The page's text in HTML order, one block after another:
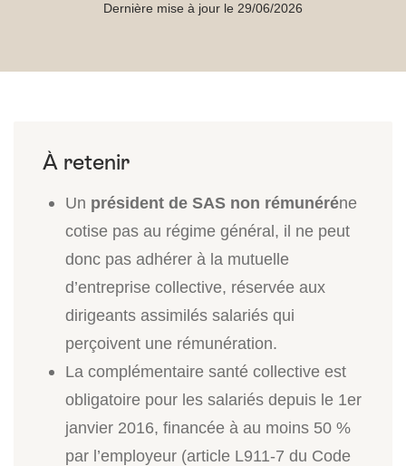
Dernière mise à jour le 29/06/2026
Un président de SAS non rémunéréne
cotise pas au régime général, il ne peut
donc pas adhérer à la mutuelle
d’entreprise collective, réservée aux
dirigeants assimilés salariés qui
perçoivent une rémunération.
La complémentaire santé collective est
obligatoire pour les salariés depuis le 1er
janvier 2016, financée à au moins 50 %
par l’employeur (article L911-7 du Code